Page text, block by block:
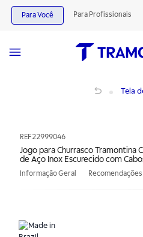
Para Você Para Profissionais
Tela
REF22999046
Jogo para Churrasco Tramontina
de Aço Inox Escurecido com
Informação Geral